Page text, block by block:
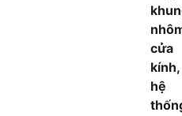
cửa
kính,
hệ